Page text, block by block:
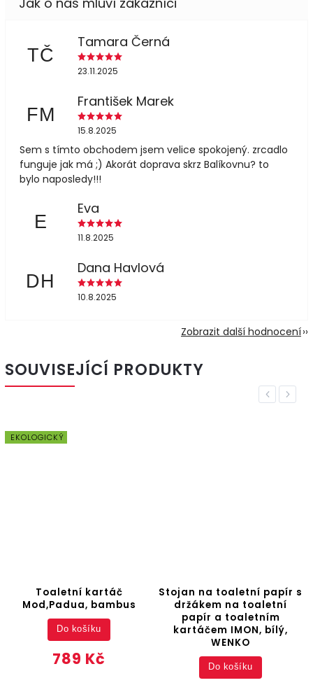
TČ
Tamara Černá
23.11.2025
FM
František Marek
15.8.2025
Sem s tímto obchodem jsem velice spokojený. zrcadlo
funguje jak má ;) Akorát doprava skrz Balíkovnu? to
bylo naposledy!!!
E
Eva
11.8.2025
DH
Dana Havlová
10.8.2025
Zobrazit další hodnocení
SOUVISEJÍCÍ PRODUKTY
Previous
EKOLOGICKÝ
Toaletní kartáč
Mod,Padua, bambus
789 Kč
Do košíku
Stojan na toaletní papír s
držákem na toaletní
papír a toaletním
kartáčem IMON, bílý,
WENKO
Do košíku
Next